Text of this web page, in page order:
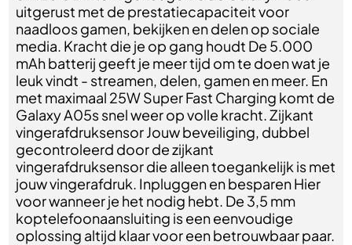
uitgerust met de prestatiecapaciteit voor
naadloos gamen, bekijken en delen op sociale
media. Kracht die je op gang houdt De 5.000
mAh batterij geeft je meer tijd om te doen wat je
leuk vindt - streamen, delen, gamen en meer. En
met maximaal 25W Super Fast Charging komt de
Galaxy A05s snel weer op volle kracht. Zijkant
vingerafdruksensor Jouw beveiliging, dubbel
gecontroleerd door de zijkant
vingerafdruksensor die alleen toegankelijk is met
jouw vingerafdruk. Inpluggen en besparen Hier
voor wanneer je het nodig hebt. De 3,5 mm
koptelefoonaansluiting is een eenvoudige
oplossing altijd klaar voor een betrouwbaar paar.